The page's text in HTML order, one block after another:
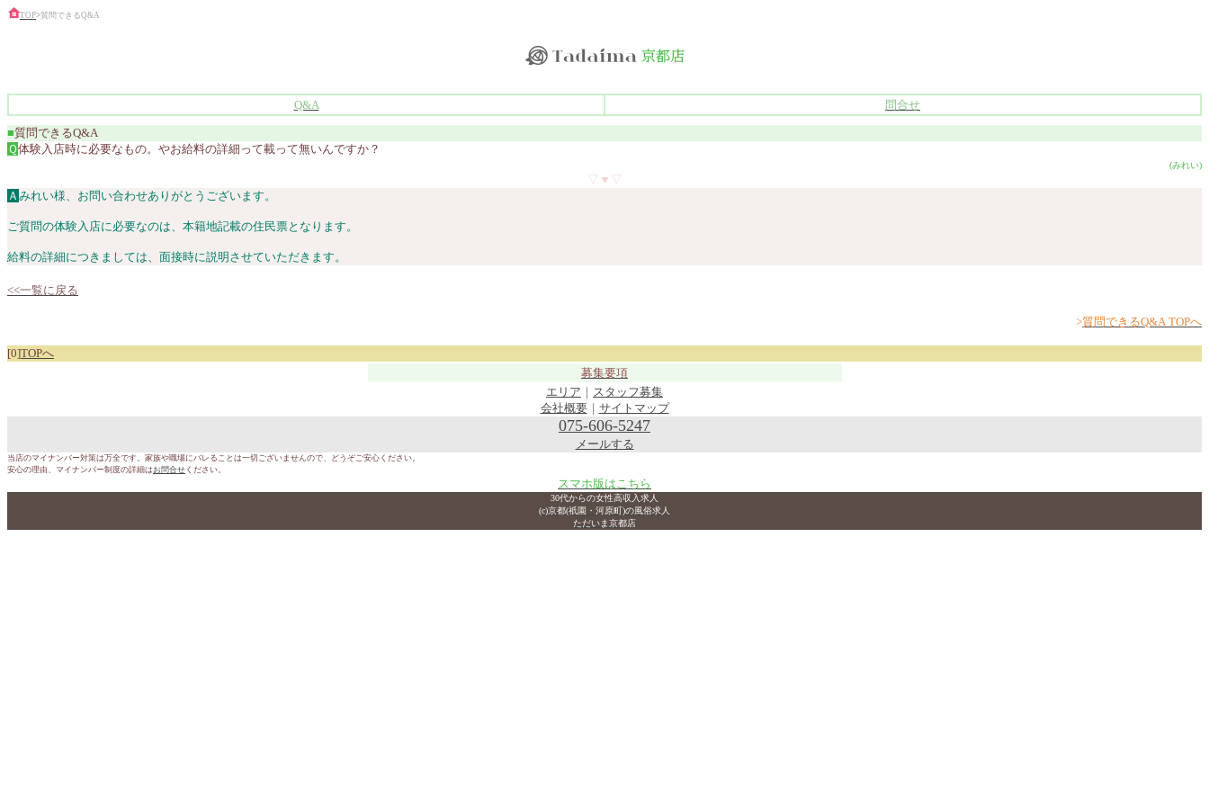
TOP>質問できるQ&A
Q&A 問合せ
■質問できるQ&A
Ｑ体験入店時に必要なもの。やお給料の詳細って載って無いんですか？
(みれい)
▽▼▽
Ａ みれい様、お問い合わせありがとうございます。
ご質問の体験入店に必要なのは、本籍地記載の住民票となります。
給料の詳細につきましては、面接時に説明させていただきます。
<<一覧に戻る
>質問できるQ&A TOPへ
[0]TOPへ
募集要項
エリア ｜ スタッフ募集
会社概要｜ サイトマップ
075-606-5247
メールする
当店のマイナンバー対策は万全です。家族や職場にバレることは一切ございませんので、どうぞご安心ください。
安心の理由、マイナンバー制度の詳細はお問合せ ください。
スマホ版はこちら
30代からの女性高収入求人
(c)京都(祇園・河原町)の風俗求人
ただいま京都店